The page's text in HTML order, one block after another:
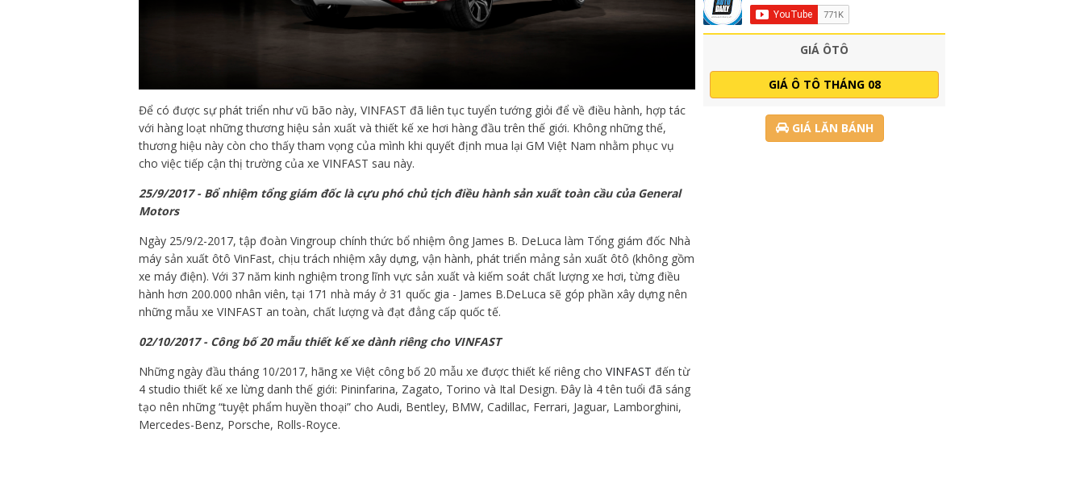
Để có được sự phát triển như vũ bão này, VINFAST đã liên tục tuyển tướng giỏi để về điều hành, hợp tác
với hàng loạt những thương hiệu sản xuất và thiết kế xe hơi hàng đầu trên thế giới. Không những thế,
thương hiệu này còn cho thấy tham vọng của mình khi quyết định mua lại GM Việt Nam nhằm phục vụ
cho việc tiếp cận thị trường của xe VINFAST sau này.
25/9/2017 - Bổ nhiệm tổng giám đốc là cựu phó chủ tịch điều hành sản xuất toàn cầu của General
Motors
Ngày 25/9/2-2017, tập đoàn Vingroup chính thức bổ nhiệm ông James B. DeLuca làm Tổng giám đốc Nhà
máy sản xuất ôtô VinFast, chịu trách nhiệm xây dựng, vận hành, phát triển mảng sản xuất ôtô (không gồm
xe máy điện). Với 37 năm kinh nghiệm trong lĩnh vực sản xuất và kiếm soát chất lượng xe hơi, từng điều
hành hơn 200.000 nhân viên, tại 171 nhà máy ở 31 quốc gia - James B.DeLuca sẽ góp phần xây dựng nên
những mẫu xe VINFAST an toàn, chất lượng và đạt đẳng cấp quốc tế.
02/10/2017 - Công bố 20 mẫu thiết kế xe dành riêng cho VINFAST
Những ngày đầu tháng 10/2017, hãng xe Việt công bố 20 mẫu xe được thiết kế riêng cho VINFAST đến từ
4 studio thiết kế xe lừng danh thế giới: Pininfarina, Zagato, Torino và Ital Design. Đây là 4 tên tuổi đã sáng
tạo nên những “tuyệt phẩm huyền thoại” cho Audi, Bentley, BMW, Cadillac, Ferrari, Jaguar, Lamborghini,
Mercedes-Benz, Porsche, Rolls-Royce.
GIÁ ÔTÔ
GIÁ Ô TÔ THÁNG 08
GIÁ LĂN BÁNH